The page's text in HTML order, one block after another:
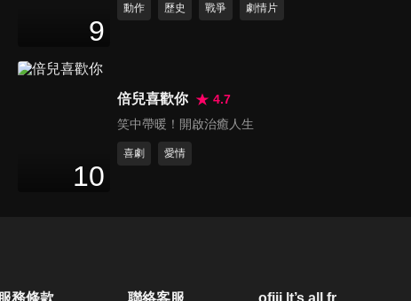
9
動作 歷史 戰爭 劇情片
10
倍兒喜歡你
4.7
笑中帶暖！開啟治癒人生
喜劇 愛情
服務條款 聯絡客服